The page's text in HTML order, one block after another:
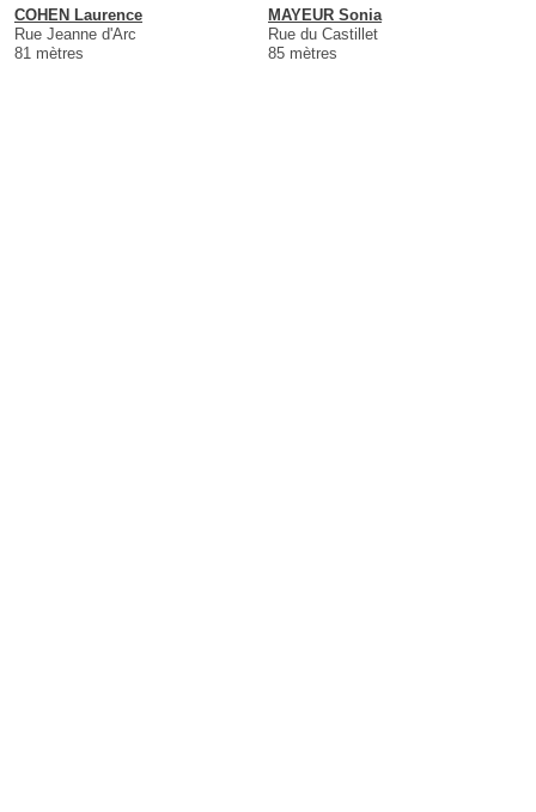
COHEN Laurence
Rue Jeanne d'Arc
81 mètres
MAYEUR Sonia
Rue du Castillet
85 mètres